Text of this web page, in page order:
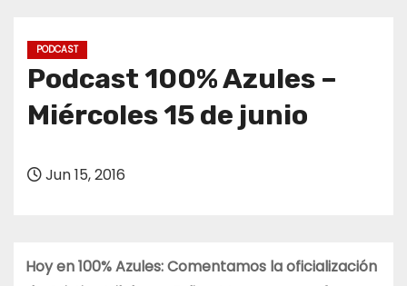
PODCAST
Podcast 100% Azules –
Miércoles 15 de junio
Jun 15, 2016
Hoy en 100% Azules: Comentamos la oficialización